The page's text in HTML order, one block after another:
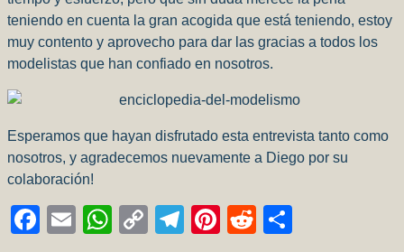
teniendo en cuenta la gran acogida que está teniendo, estoy
muy contento y aprovecho para dar las gracias a todos los
modelistas que han confiado en nosotros.
Esperamos que hayan disfrutado esta entrevista tanto como
nosotros, y agradecemos nuevamente a Diego por su
colaboración!
F
E
W
C
T
Pi
R